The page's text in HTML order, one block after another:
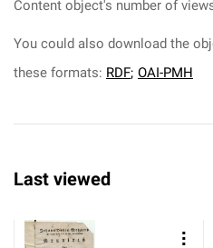
Content object's number of
You could also download the
these formats: RDF; OAI-PMH
Last viewed